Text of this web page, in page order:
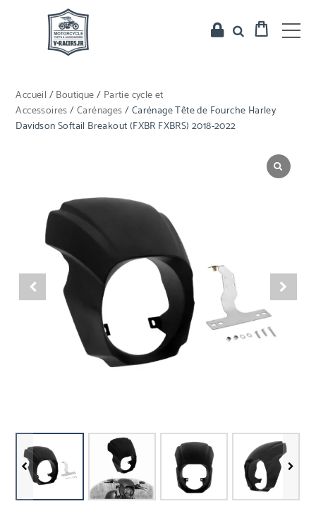
Accueil /Boutique/ Partie cycle et
Accessoires/Carénages/ Carénage Tête de Fourche Harley
Davidson Softail Breakout (FXBR FXBRS) 2018-2022